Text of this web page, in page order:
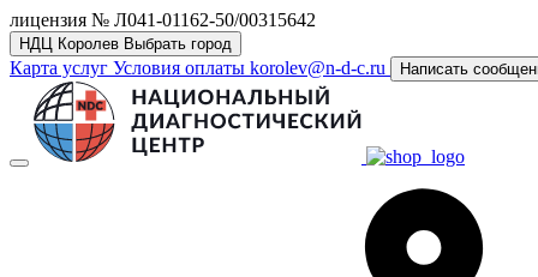
лицензия № Л041-01162-50/00315642
НДЦ Королев Выбрать город
Карта услуг Условия оплаты korolev@n-d-c.ru Написать